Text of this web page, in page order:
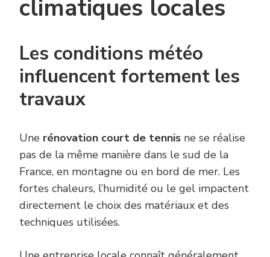
climatiques locales
Les conditions météo
influencent fortement les
travaux
Une rénovation court de tennis ne se réalise
pas de la même manière dans le sud de la
France, en montagne ou en bord de mer. Les
fortes chaleurs, l’humidité ou le gel impactent
directement le choix des matériaux et des
techniques utilisées.